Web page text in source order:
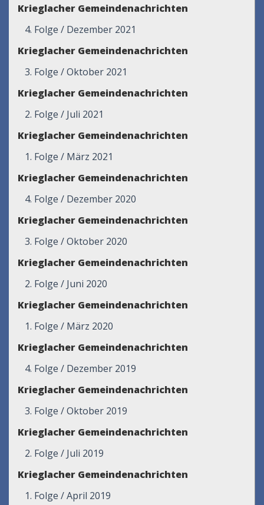
Krieglacher Gemeindenachrichten
4. Folge / Dezember 2021
Krieglacher Gemeindenachrichten
3. Folge / Oktober 2021
Krieglacher Gemeindenachrichten
2. Folge / Juli 2021
Krieglacher Gemeindenachrichten
1. Folge / März 2021
Krieglacher Gemeindenachrichten
4. Folge / Dezember 2020
Krieglacher Gemeindenachrichten
3. Folge / Oktober 2020
Krieglacher Gemeindenachrichten
2. Folge / Juni 2020
Krieglacher Gemeindenachrichten
1. Folge / März 2020
Krieglacher Gemeindenachrichten
4. Folge / Dezember 2019
Krieglacher Gemeindenachrichten
3. Folge / Oktober 2019
Krieglacher Gemeindenachrichten
2. Folge / Juli 2019
Krieglacher Gemeindenachrichten
1. Folge / April 2019